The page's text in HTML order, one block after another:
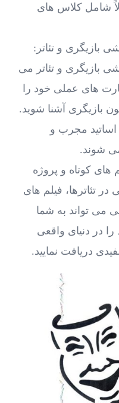
شامل کلاس‌ های
بازیگری و تئاتر:
بازیگری و تئاتر می
های عملی خود را
بازیگری آشنا شوید.
مجرب و
‌شوند.
‌های کوتاه و پروژه‌
تئاترها، فیلم‌ های
می ‌تواند به شما
در دنیای واقعی
دریافت نمایید.